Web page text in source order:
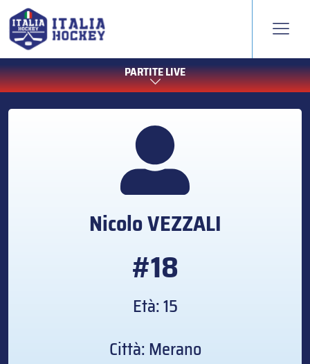
PARTITE LIVE
NicoloVEZZALI
#18
Età: 15
Città: Merano